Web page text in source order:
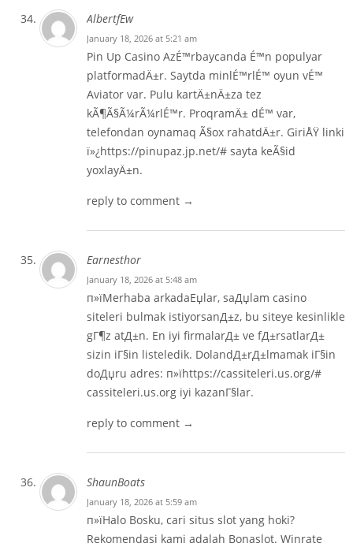
AlbertfEw
January 18, 2026 at 5:21 am
Pin Up Casino AzÉ™rbaycanda É™n populyar
platformadÄ±r. Saytda minlÉ™rlÉ™ oyun vÉ™
Aviator var. Pulu kartÄ±nÄ±za tez
kÃ¶Ã§Ã¼rÃ¼rlÉ™r. ProqramÄ± dÉ™ var,
telefondan oynamaq Ã§ox rahatdÄ±r. GiriÅŸ linki
ï»¿https://pinupaz.jp.net/# sayta keÃ§id
yoxlayÄ±n.
reply to comment →
Earnesthor
January 18, 2026 at 5:48 am
п»їMerhaba arkadaЕџlar, saДџlam casino
siteleri bulmak istiyorsanД±z, bu siteye kesinlikle
gГ¶z atД±n. En iyi firmalarД± ve fД±rsatlarД±
sizin iГ§in listeledik. DolandД±rД±lmamak iГ§in
doДџru adres: п»їhttps://cassiteleri.us.org/#
cassiteleri.us.org iyi kazanГ§lar.
reply to comment →
ShaunBoats
January 18, 2026 at 5:59 am
п»їHalo Bosku, cari situs slot yang hoki?
Rekomendasi kami adalah Bonaslot. Winrate